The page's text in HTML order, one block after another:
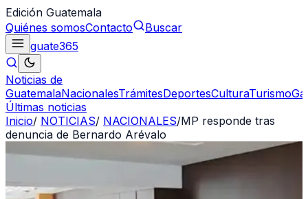
Edición Guatemala
Quiénes somosContacto
Buscar
guate365
Noticias de
GuatemalaNacionalesTrámitesDeportesCulturaTurismo
Últimas noticias
Inicio/ NOTICIAS/ NACIONALES/MP responde tras
denuncia de Bernardo Arévalo